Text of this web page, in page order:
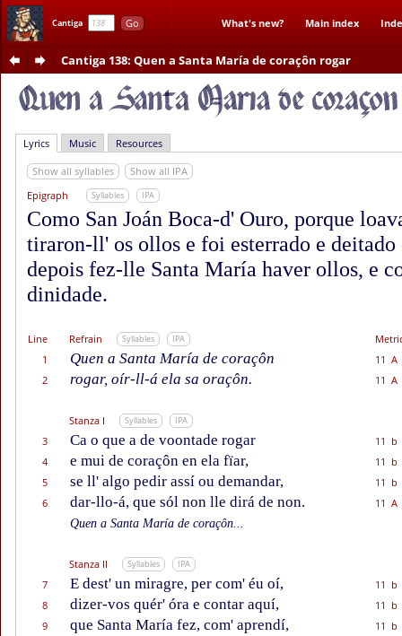
Cantiga Go What's new? Main index
Cantiga 138: Quen a Santa María de coraçôn rogar
Lyrics Music Resources
Show all syllables
Show all IPA
Epigraph
Syllables IPA
Como San Joán Boca-d' Ouro, porque
tiraron-ll' os ollos e foi esterrado e deitado
depois fez-lle Santa María haver ollos, e
dinidade.
Line Refrain Syllables IPA
1
Quen a Santa María de coraçôn
11 A
2
rogar, oír-ll-á ela sa oraçôn. 11 A
Stanza I Syllables IPA
3 Ca o que a de voontade rogar
11 b
4
e mui de coraçôn en ela fïar,
11 b
5
se ll' algo pedir assí ou demandar,
11 b
6
dar-llo-á, que sól non lle dirá de non.
11 A
Quen a Santa María de coraçôn...
Stanza II Syllables IPA
7 E dest' un miragre, per com' éu oí,
11 b
8
dizer-vos quér' óra e contar aquí,
11 b
9
que Santa María fez, com' aprendí,
11 b